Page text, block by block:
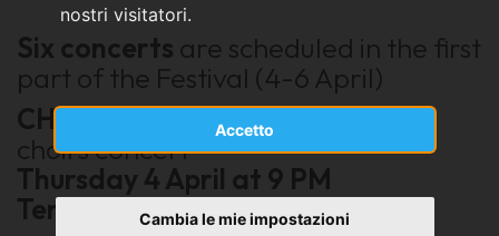
nostri visitatori.
Accetto
Cambia le mie impostazioni
Six concerts are scheduled in the first
part of the Festival (4-6 April)
CHOIR TO CHOIRParticipating
choirs concert
Thursday 4 April at 9 PM
Terme Regina, Viale G. Verdi 71